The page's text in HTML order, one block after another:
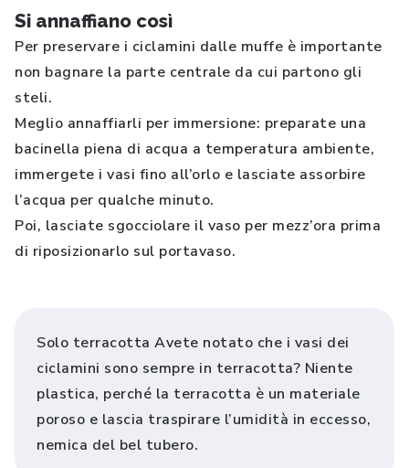
Si annaffiano così
Per preservare i ciclamini dalle muffe è importante
non bagnare la parte centrale da cui partono gli
steli.
Meglio annaffiarli per immersione: preparate una
bacinella piena di acqua a temperatura ambiente,
immergete i vasi fino all’orlo e lasciate assorbire
l’acqua per qualche minuto.
Poi, lasciate sgocciolare il vaso per mezz’ora prima
di riposizionarlo sul portavaso.
Solo terracotta Avete notato che i vasi dei
ciclamini sono sempre in terracotta? Niente
plastica, perché la terracotta è un materiale
poroso e lascia traspirare l’umidità in eccesso,
nemica del bel tubero.